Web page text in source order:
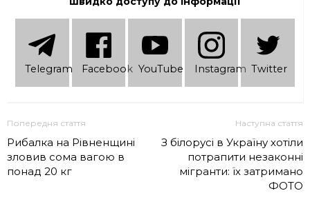
Telеgram Facebook YouTube Instagram Twitter
Попередня стаття
Рибалка на Рівненщині
зловив сома вагою в
понад 20 кг
Наступна стаття
З білорусі в Україну хотіли
потрапити незаконні
мігранти: їх затримано
ФОТО